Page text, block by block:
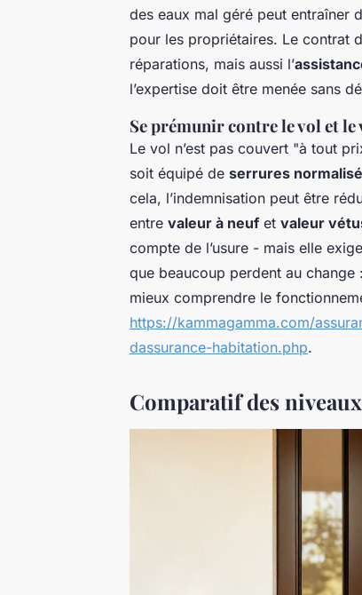
des eaux mal géré peut entraîner
pour les propriétaires. Le contrat
réparations, mais aussi l’
l’expertise doit être menée sans
Se prémunir contre le vol et le
Le vol n’est pas couvert "à tout
soit équipé de serrures
cela, l’indemnisation peut être
entre valeur à neuf et valeur
compte de l’usure - mais elle
que beaucoup perdent au
mieux comprendre le
https://kammagamma.com/
dassurance-habitation.php.
Comparatif des